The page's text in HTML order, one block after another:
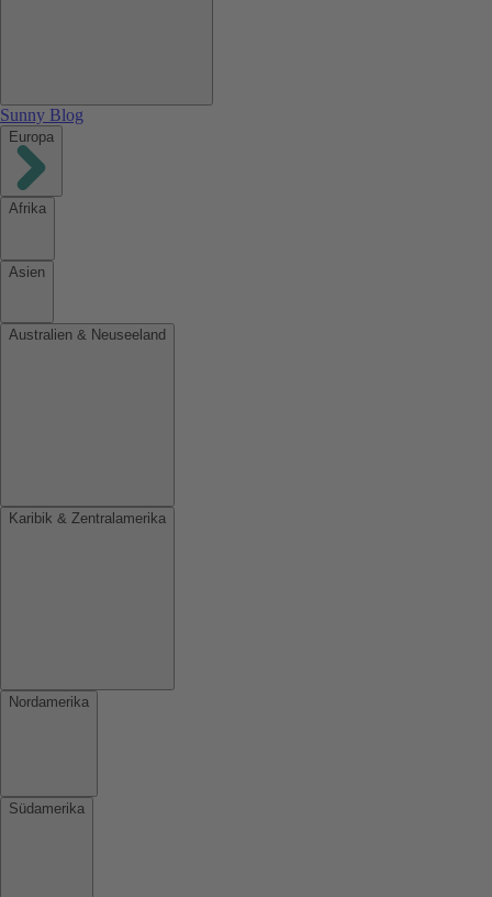
Sunny Blog
Europa
Afrika
Asien
Australien & Neuseeland
Karibik & Zentralamerika
Nordamerika
Südamerika